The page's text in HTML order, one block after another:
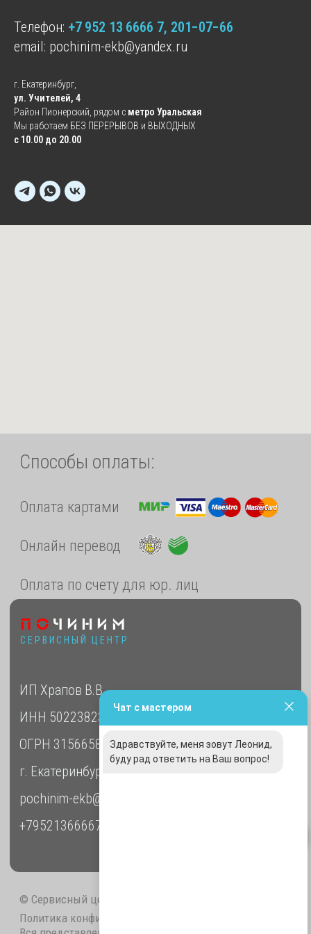
Телефон: +7 952 13 6666 7, 201−07−66
email: pochinim-ekb@yandex.ru
г. Екатеринбург,
ул. Учителей, 4
Район Пионерский, рядом с метро Уральская
Мы работаем БЕЗ ПЕРЕРЫВОВ и ВЫХОДНЫХ
с 10.00 до 20.00
Вся представленная на сайте информация,
касающаяся сроков, стоимости и порядка
публичной офертой, определяемой положениями
Статьи 437(2) Гражданского кодекса РФ.
© Сервисный центр "ПОЧИНИМ" 2010-2025
Политика конфиденциальности
Чат с мастером
Здравствуйте, меня зовут Леонид,
буду рад ответить на Ваш вопрос!